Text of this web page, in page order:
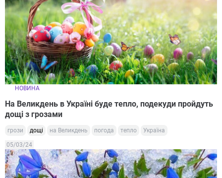
НОВИНА
На Великдень в Україні буде тепло, подекуди пройдуть
дощі з грозами
грози дощі на Великдень погода тепло Україна
05/03/24